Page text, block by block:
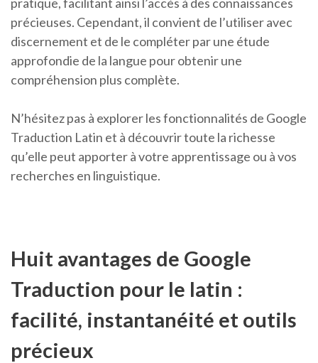
précieuses. Cependant, il convient de l’utiliser avec
discernement et de le compléter par une étude
approfondie de la langue pour obtenir une
compréhension plus complète.
N’hésitez pas à explorer les fonctionnalités de Google
Traduction Latin et à découvrir toute la richesse
qu’elle peut apporter à votre apprentissage ou à vos
recherches en linguistique.
Huit avantages de Google
Traduction pour le latin :
facilité, instantanéité et outils
précieux